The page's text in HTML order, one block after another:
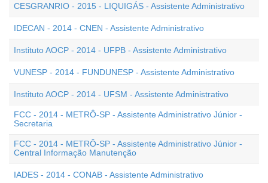
CESGRANRIO - 2015 - LIQUIGÁS - Assistente Administrativo
IDECAN - 2014 - CNEN - Assistente Administrativo
Instituto AOCP - 2014 - UFPB - Assistente Administrativo
VUNESP - 2014 - FUNDUNESP - Assistente Administrativo
Instituto AOCP - 2014 - UFSM - Assistente Administrativo
FCC - 2014 - METRÔ-SP - Assistente Administrativo Júnior -
Secretaria
FCC - 2014 - METRÔ-SP - Assistente Administrativo Júnior -
Central Informação Manutenção
IADES - 2014 - CONAB - Assistente Administrativo